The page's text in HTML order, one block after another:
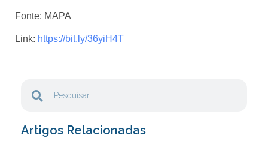
Fonte: MAPA
Link: https://bit.ly/36yiH4T
Artigos Relacionadas